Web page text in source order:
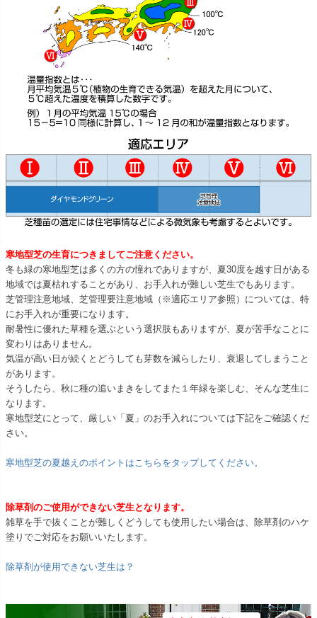
寒地型芝の生育につきましてご注意ください。
冬も緑の寒地型芝は多くの方の憧れでありますが、夏30度を越す日がある
地域では夏枯れすることがあり、お手入れが難しい芝生でもあります。
芝管理注意地域、芝管理要注意地域（※適応エリア参照）については、特
にお手入れが重要になります。
耐暑性に優れた草種を選ぶという選択肢もありますが、夏が苦手なことに
変わりはありません。
気温が高い日が続くとどうしても芽数を減らしたり、衰退してしまうこと
があります。
そうしたら、秋に種の追いまきをしてまた１年緑を楽しむ、そんな芝生に
なります。
寒地型芝にとって、厳しい「夏」のお手入れについては下記をご確認くだ
さい。
寒地型芝の夏越えのポイントはこちらをタップしてください。
除草剤のご使用ができない芝生となります。
雑草を手で抜くことが難しくどうしても使用したい場合は、除草剤のハケ
塗りでご対応をお願いいたします。
除草剤が使用できない芝生は？